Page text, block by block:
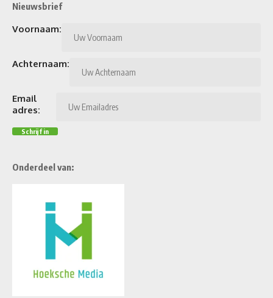
Nieuwsbrief
Voornaam:
Achternaam:
Email
adres:
Onderdeel van: